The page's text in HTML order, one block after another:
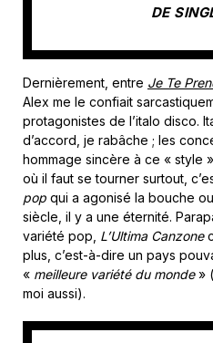
DE
Dernièrement, entre Je Te
Alex me le confiait
protagonistes de l’italo disco.
d’accord, je rabâche ; les
hommage sincère à ce « style
où il faut se tourner surtout,
pop qui a agonisé la bouche
siècle, il y a une éternité.
variété pop, L’Ultima Canzone
plus, c’est-à-dire un pays
« meilleure variété du monde»
moi aussi).